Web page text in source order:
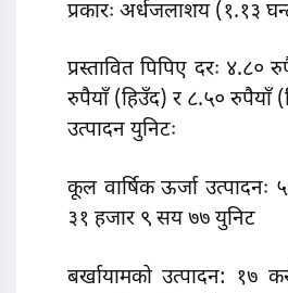
प्रकारः अर्धजलाशय (१.१३
प्रस्तावित पिपिए दरः ४.८०
रुपैयाँ (हिउँद) र ८.५० रुपैयाँ
उत्पादन युनिटः
कूल वार्षिक ऊर्जा
३१ हजार ९ सय ७७ युनिट
बर्खायामको उत्पादन: १७